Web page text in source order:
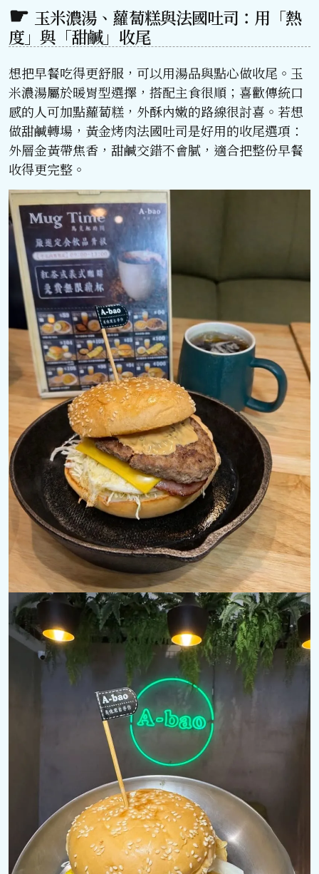
玉米濃湯、蘿蔔糕與法國吐司：用「熱
度」與「甜鹹」收尾
想把早餐吃得更舒服，可以用湯品與點心做收尾。玉
米濃湯屬於暖胃型選擇，搭配主食很順；喜歡傳統口
感的人可加點蘿蔔糕，外酥內嫩的路線很討喜。若想
做甜鹹轉場，黃金烤肉法國吐司是好用的收尾選項：
外層金黃帶焦香，甜鹹交錯不會膩，適合把整份早餐
收得更完整。